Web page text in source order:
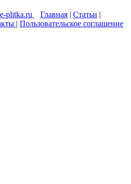
plitka.ru Главная | Статьи |
| Пользовательское соглашение